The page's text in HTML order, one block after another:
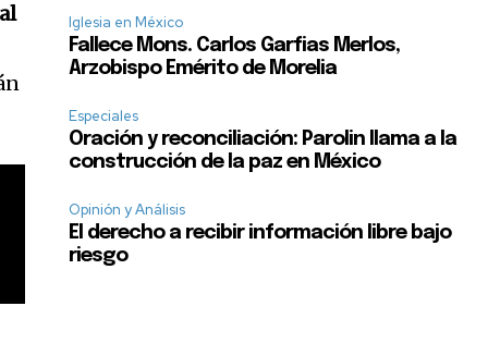
Iglesia en México
Fallece Mons. Carlos Garfias Merlos,
Arzobispo Emérito de Morelia
Especiales
Oración y reconciliación: Parolin llama a la
construcción de la paz en México
Opinión y Análisis
El derecho a recibir información libre bajo
riesgo